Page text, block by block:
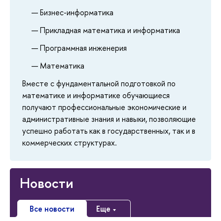
Бизнес-информатика
Прикладная математика и информатика
Программная инженерия
Математика
Вместе с фундаментальной подготовкой по
математике и информатике обучающиеся
получают профессиональные экономические и
административные знания и навыки, позволяющие
успешно работать как в государственных, так и в
коммерческих структурах.
Новости
Все новости Еще